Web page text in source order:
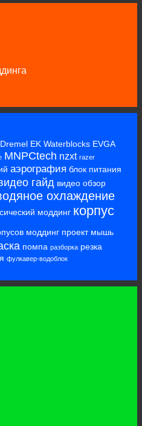
Dremel EK Waterblocks EVGA
MNPCtech nzxt razer
аэрография блок питания
гайд видео обзор
охлаждение
моддинг корпус
моддинг проект мышь
помпа разборка резка
фулкавер-водоблок